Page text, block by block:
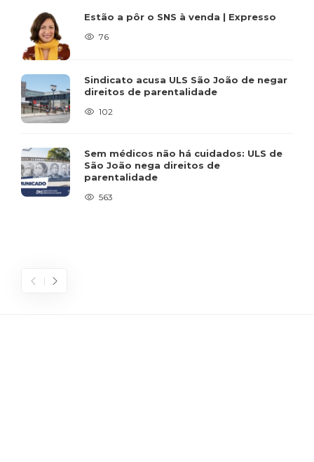
Estão a pôr o SNS à venda | Expresso
76
Sindicato acusa ULS São João de negar
direitos de parentalidade
102
Sem médicos não há cuidados: ULS de
São João nega direitos de
parentalidade
563